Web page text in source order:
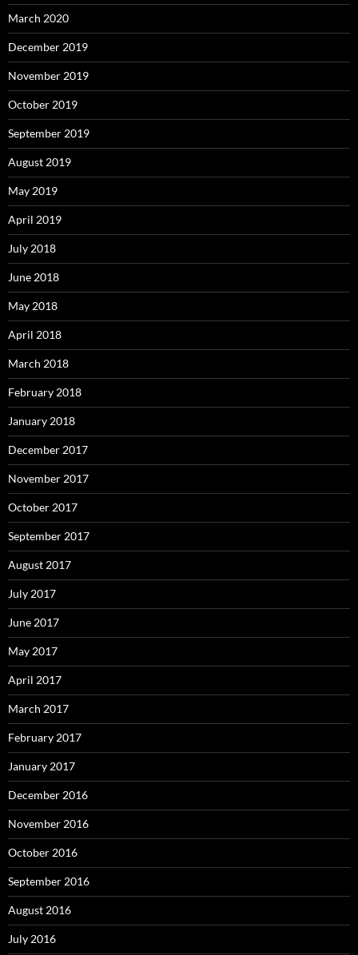
March 2020
December 2019
November 2019
October 2019
September 2019
August 2019
May 2019
April 2019
July 2018
June 2018
May 2018
April 2018
March 2018
February 2018
January 2018
December 2017
November 2017
October 2017
September 2017
August 2017
July 2017
June 2017
May 2017
April 2017
March 2017
February 2017
January 2017
December 2016
November 2016
October 2016
September 2016
August 2016
July 2016